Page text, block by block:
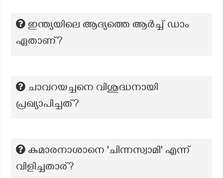
ഇന്ത്യയിലെ ആദ്യത്തെ ആർച്ച് ഡാം
ഏതാണ്?
ചാവറയച്ചനെ വിശുദ്ധനായി
പ്രഖ്യാപിച്ചത്?
കുമാരനാശാനെ 'ചിന്നസ്വാമി' എന്ന്
വിളിച്ചതാര്?